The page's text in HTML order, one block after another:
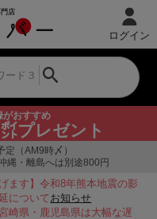
がおすすめ
プレゼント
ログイン
（AM9時〆）
縄・離島へは別途800円
ます】令和8年熊本地震の影
についてお知らせ
崎県・鹿児島県は大幅な遅